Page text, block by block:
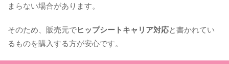
まらない場合があります。
そのため、販売元でヒップシートキャリア対応と書かれてい
るものを購入する方が安心です。